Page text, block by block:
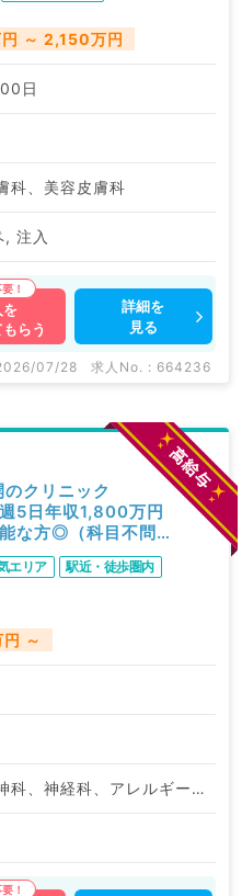
～ 2,150万円
日
科、美容皮膚科
注入
を
らう
詳細を
見る
07/28 求人No. : 664236
のクリニック
5日年収1,800万円
な方◎（科目不問
エリア
駅近・徒歩圏内
～
神経内科、精神科、神経科、アレルギー科、リウマチ科、小児科、整形外科、形成外科、美容外科、脳神経外科、呼吸器外科、心臓血管外科、小児外科、皮膚科、泌尿器科、産婦人科、産科、婦人科、眼科、耳鼻咽喉科、気管食道科、放射線科、リハビリテーション科、麻酔科、ペインクリニック、人工透析科、緩和ケア科、一般内科、循環器内科、呼吸器内科、消化器内科、内分泌・代謝内科、腎臓内科、老年内科、血液内科、外科系全般、一般外科、消化器外科、乳腺外科、総合診療科、美容皮膚科、健診・人間ドック、救急科・ＩＣＵ、病理科、基礎医学系、膠原病科、スポーツ整形外科、大腸・肛門外科、産業医、脊髄・脊椎外科、科目不問